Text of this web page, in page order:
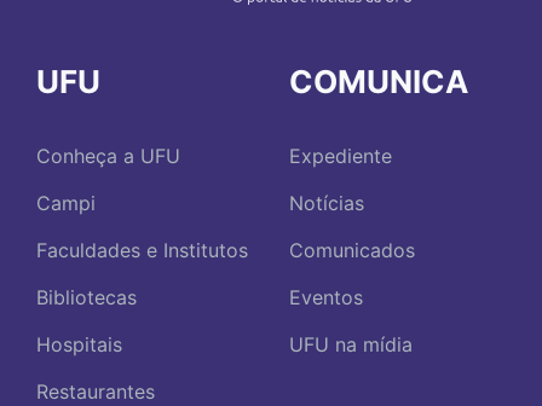
UFU
Conheça a UFU
Campi
Faculdades e Institutos
Bibliotecas
Hospitais
Restaurantes
COMUNICA
Expediente
Notícias
Comunicados
Eventos
UFU na mídia